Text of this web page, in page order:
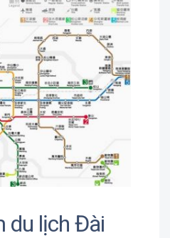
du lịch Đài